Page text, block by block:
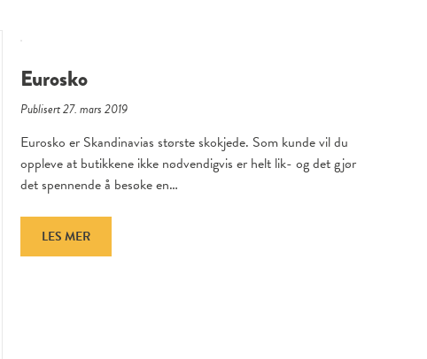
Eurosko
Publisert 27. mars 2019
Eurosko er Skandinavias største skokjede. Som kunde vil du
oppleve at butikkene ikke nødvendigvis er helt lik- og det gjør
det spennende å besøke en…
LES MER